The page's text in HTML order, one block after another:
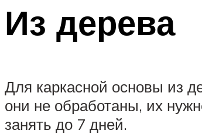
Из дерева
Для каркасной основы из
они не обработаны, их
занять до 7 дней.